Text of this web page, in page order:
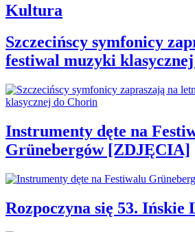
Kultura
Szczecińscy symfonicy
festiwal muzyki
Instrumenty dęte na
Grünebergów [ZDJĘCIA]
Rozpoczyna się 53. Ińskie